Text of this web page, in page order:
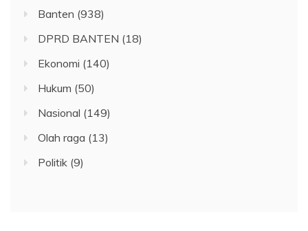
Banten (938)
DPRD BANTEN (18)
Ekonomi (140)
Hukum (50)
Nasional (149)
Olah raga (13)
Politik (9)